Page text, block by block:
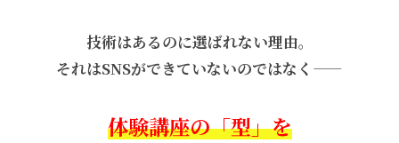
技術はあるのに選ばれない理由。
それはSNSができていないのではなく——
体験講座の「型」を